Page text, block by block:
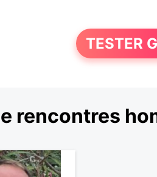
TESTER
rencontres